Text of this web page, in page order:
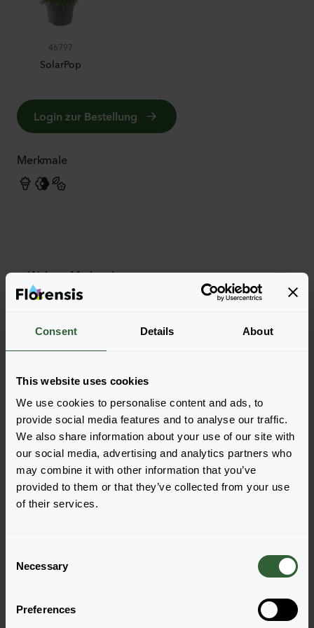
Consent Details About
This website uses cookies
We use cookies to personalise content and ads, to
provide social media features and to analyse our traffic.
We also share information about your use of our site with
our social media, advertising and analytics partners who
may combine it with other information that you’ve
provided to them or that they’ve collected from your use
of their services.
Necessary
Preferences
46797
SolarPop
Login zur Bestellung
Merkmale
Weitere Merkmale
Weitere Informationen
Bestellen Sie die
Legen Sie die Artikel ganz einfach in Ihren Warenkorb,
indem Sie auf eine Produktform der gewünschten
Sorten klicken. Sobald Sie die Artikel hinzugefügt
haben, wird Ihr Warenkorb unten angezeigt.
Alle Verfügbarkeiten anzeigen